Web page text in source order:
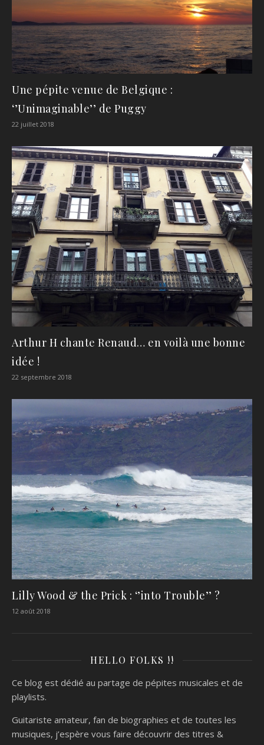
Une pépite venue de Belgique :
‘’Unimaginable’’ de Puggy
22 juillet 2018
Arthur H chante Renaud… en voilà une bonne
idée !
22 septembre 2018
Lilly Wood & the Prick : ‘’into Trouble’’ ?
12 août 2018
HELLO FOLKS !!
Ce blog est dédié au partage de pépites musicales et de
playlists.
Guitariste amateur, fan de biographies et de toutes les
musiques, j’espère vous faire découvrir des titres &